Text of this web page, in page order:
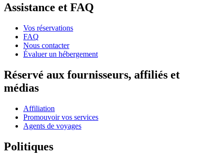
Assistance et FAQ
Vos réservations
FAQ
Nous contacter
Évaluer un hébergement
Réservé aux fournisseurs, affiliés et
médias
Affiliation
Promouvoir vos services
Agents de voyages
Politiques